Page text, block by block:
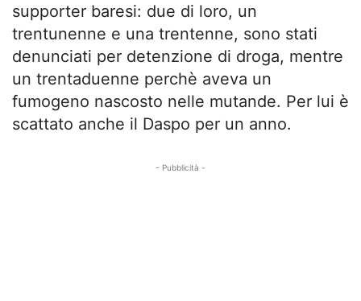
supporter baresi: due di loro, un
trentunenne e una trentenne, sono stati
denunciati per detenzione di droga, mentre
un trentaduenne perchè aveva un
fumogeno nascosto nelle mutande. Per lui è
scattato anche il Daspo per un anno.
- Pubblicità -